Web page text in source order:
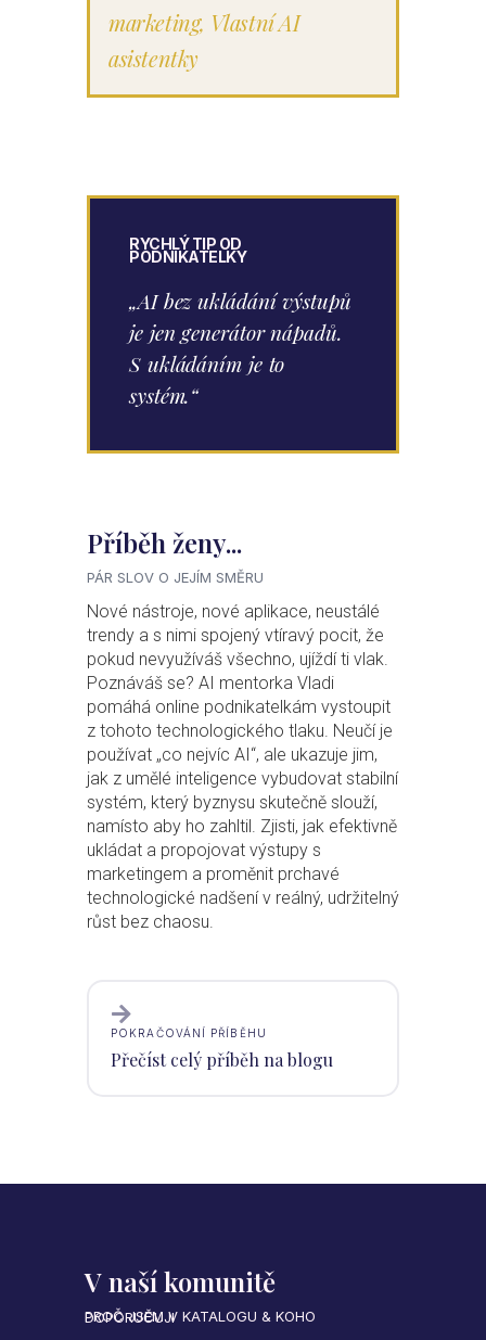
marketing, Vlastní AI
asistentky
RYCHLÝ TIP OD
PODNIKATELKY
„AI bez ukládání výstupů
je jen generátor nápadů.
S ukládáním je to
systém.“
Příběh ženy...
PÁR SLOV O JEJÍM SMĚRU
Nové nástroje, nové aplikace, neustálé
trendy a s nimi spojený vtíravý pocit, že
pokud nevyužíváš všechno, ujíždí ti vlak.
Poznáváš se? AI mentorka Vladi
pomáhá online podnikatelkám vystoupit
z tohoto technologického tlaku. Neučí je
používat „co nejvíc AI“, ale ukazuje jim,
jak z umělé inteligence vybudovat stabilní
systém, který byznysu skutečně slouží,
namísto aby ho zahltil. Zjisti, jak efektivně
ukládat a propojovat výstupy s
marketingem a proměnit prchavé
technologické nadšení v reálný, udržitelný
růst bez chaosu.
POKRAČOVÁNÍ PŘÍBĚHU
Přečíst celý příběh na blogu
V naší komunitě
PROČ JSEM V KATALOGU & KOHO DOPORUČUJI